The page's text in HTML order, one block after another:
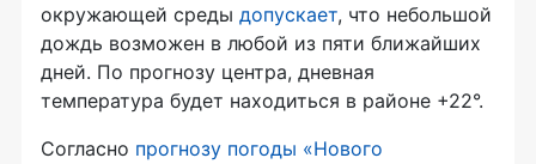
окружающей среды допускает, что небольшой
дождь возможен в любой из пяти ближайших
дней. По прогнозу центра, дневная
температура будет находиться в районе +22°.
Согласно прогнозу погоды «Нового